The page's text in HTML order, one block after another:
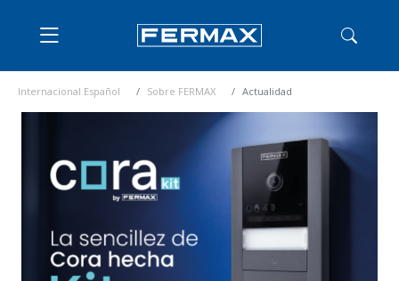
Internacional Español Sobre FERMAX Actualidad